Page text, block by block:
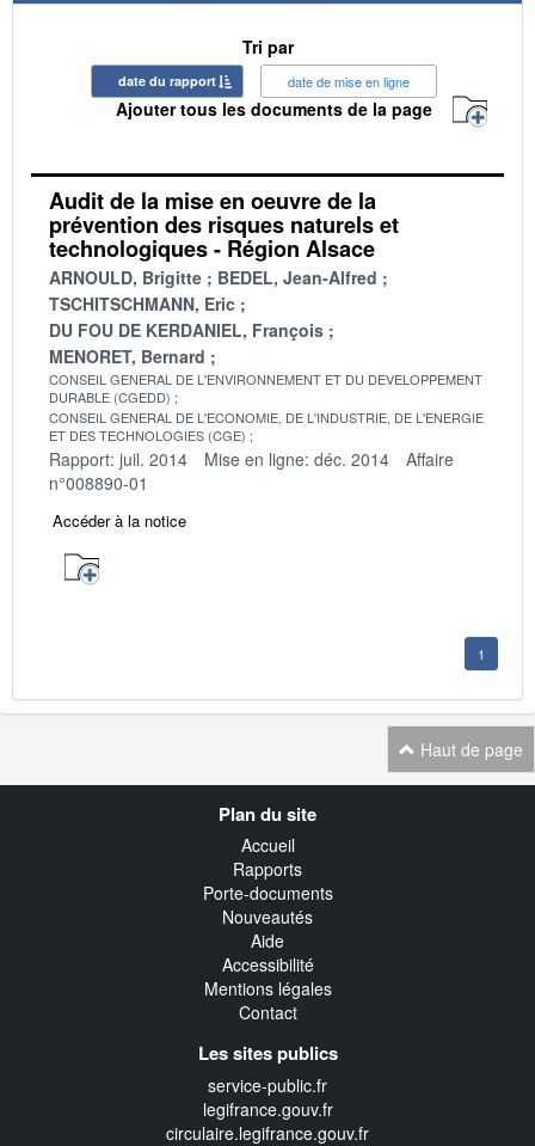
Tri par
date du rapport date de mise en ligne
Ajouter tous les documents de la page
Audit de la mise en oeuvre de la
prévention des risques naturels et
technologiques - Région Alsace
ARNOULD, Brigitte
BEDEL, Jean-Alfred
TSCHITSCHMANN, Eric
DU FOU DE KERDANIEL, François
MENORET, Bernard
CONSEIL GENERAL DE L'ENVIRONNEMENT ET DU DEVELOPPEMENT
DURABLE (CGEDD)
CONSEIL GENERAL DE L'ECONOMIE, DE L'INDUSTRIE, DE L'ENERGIE
ET DES TECHNOLOGIES (CGE)
Rapport: juil. 2014 Mise en ligne: déc. 2014
Affaire
n°008890-01
Accéder à la notice
1
Haut de page
Plan du site
Accueil
Rapports
Porte-documents
Nouveautés
Aide
Accessibilité
Mentions légales
Contact
Les sites publics
service-public.fr
legifrance.gouv.fr
circulaire.legifrance.gouv.fr